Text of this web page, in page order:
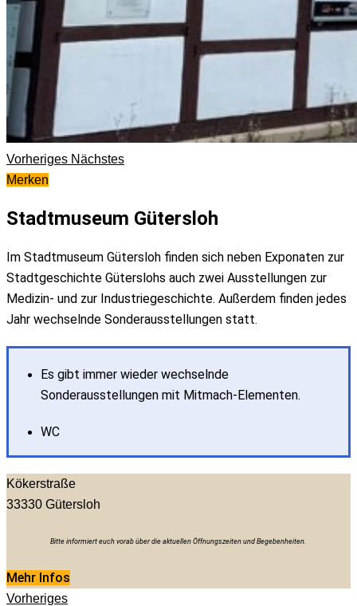
Vorheriges Nächstes
Merken
Stadtmuseum Gütersloh
Im Stadtmuseum Gütersloh finden sich neben Exponaten zur
Stadtgeschichte Güterslohs auch zwei Ausstellungen zur
Medizin- und zur Industriegeschichte. Außerdem finden jedes
Jahr wechselnde Sonderausstellungen statt.
Es gibt immer wieder wechselnde
Sonderausstellungen mit Mitmach-Elementen.
WC
Kökerstraße
33330 Gütersloh
Bitte informiert euch vorab über die aktuellen Öffnungszeiten und Begebenheiten.
Mehr Infos
Vorheriges